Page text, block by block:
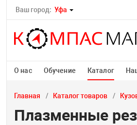
Ваш город: Уфа
О нас Обучение Каталог
Каталог
Автомобильные подъемники
оборудование
Главная Каталог товаров
Плазменные